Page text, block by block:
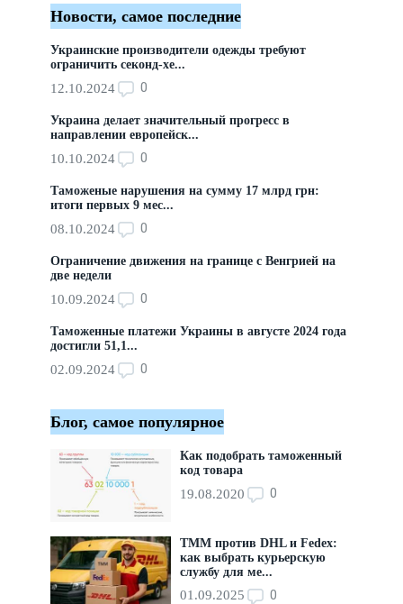
Новости, самое последние
Украинские производители одежды требуют
ограничить секонд-хе...
12.10.2024 0
Украина делает значительный прогресс в
направлении европейск...
10.10.2024 0
Таможеные нарушения на сумму 17 млрд грн:
итоги первых 9 мес...
08.10.2024 0
Ограничение движения на границе с Венгрией на
две недели
10.09.2024 0
Таможенные платежи Украины в августе 2024 года
достигли 51,1...
02.09.2024 0
Блог, самое популярное
Как подобрать таможенный
код товара
19.08.2020 0
ТММ против DHL и Fedex:
как выбрать курьерскую
службу для ме...
01.09.2025 0